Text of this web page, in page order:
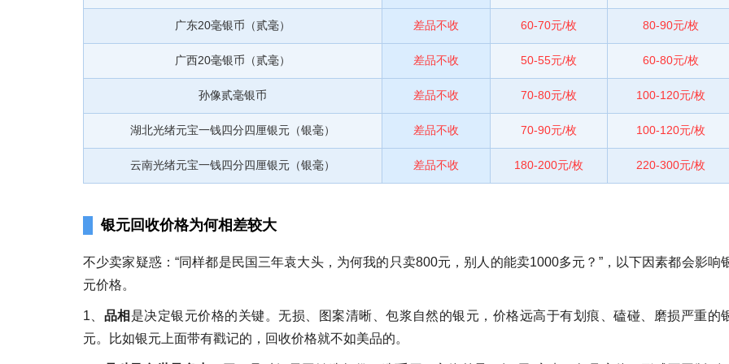
广东20毫银币（贰毫） 差品不收 60-70元/枚 80-90元/枚
广西20毫银币（贰毫） 差品不收 50-55元/枚 60-80元/枚
孙像贰毫银币 差品不收 70-80元/枚 100-120元/枚
湖北光绪元宝一钱四分四厘银元（银毫） 差品不收 70-90元/枚 100-120元/枚
云南光绪元宝一钱四分四厘银元（银毫） 差品不收 180-200元/枚 220-300元/枚
银元回收价格为何相差较大
不少卖家疑惑：“同样都是民国三年袁大头，为何我的只卖800元，别人的能卖1000多元？”，以下因素都会影响
元价格。
1、 品相 是决定银元价格的关键。无损、图案清晰、包浆自然的银元，价格远高于有划痕、磕碰、磨损严重的
元。比如银元上面带有戳记的，回收价格就不如美品的。